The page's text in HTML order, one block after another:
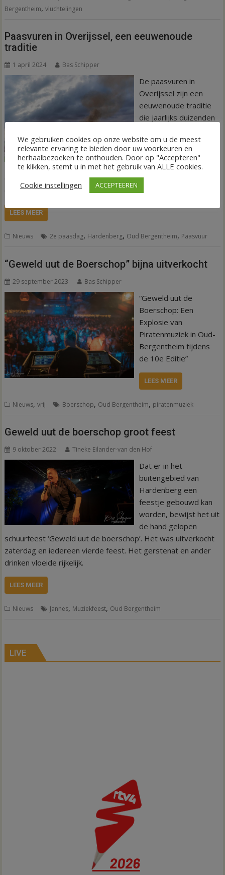
Bergentheim,vluchtelingen
Paasvuren in Overijssel, een eeuwenoude
traditie
1 april 2024 Bas Schipper
De paasvuren in
Overijssel zijn een
eeuwenoude traditie
die jaarlijks duizenden
eerste en tweede
Paasdag worden in tal
van dorpen en steden
enorme vuren ontstoken, die symbool staan voor de
overwinning van licht over donker en van leven over dood.
LEES MEER
Nieuws 2e paasdag, Hardenberg, Oud Bergentheim, Paasvuur
“Geweld uut de Boerschop” bijna uitverkocht
29 september 2023 Bas Schipper
“Geweld uut de
Boerschop: Een
Explosie van
Piratenmuziek in Oud-
Bergentheim tijdens
de 10e Editie”
LEES MEER
Nieuws,vrij Boerschop, Oud Bergentheim, piratenmuziek
Geweld uut de boerschop groot feest
9 oktober 2022 Tineke Eilander-van den Hof
Dat er in het
buitengebied van
Hardenberg een
feestje gebouwd kan
worden, bewijst het uit
de hand gelopen
schuurfeest ‘Geweld uut de boerschop’. Het was uitverkocht
zaterdag en iedereen vierde feest. Het gerstenat en ander
drinken vloeide rijkelijk.
LEES MEER
Nieuws Jannes, Muziekfeest, Oud Bergentheim
LIVE
We gebruiken cookies op onze website om u de meest
relevante ervaring te bieden door uw voorkeuren en
herhaalbezoeken te onthouden. Door op "Accepteren"
te klikken, stemt u in met het gebruik van ALLE cookies.
Cookie instellingen
ACCEPTEEREN